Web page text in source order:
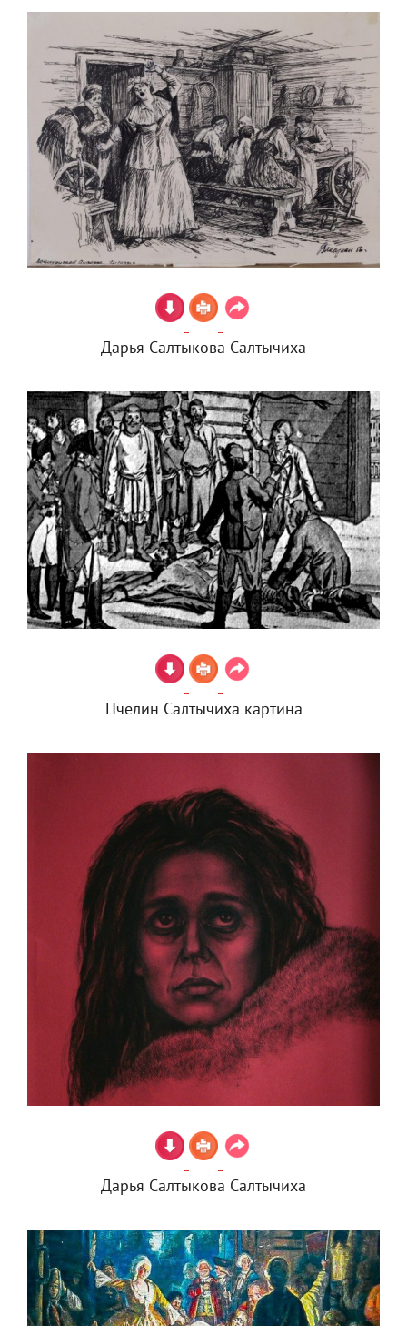
Дарья Салтыкова Салтычиха
Пчелин Салтычиха картина
Дарья Салтыкова Салтычиха